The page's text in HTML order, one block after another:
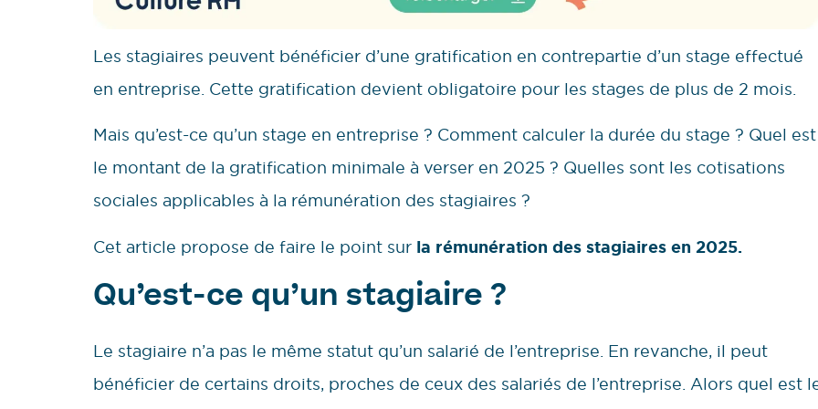
Les stagiaires peuvent bénéficier d’une gratification en contrepartie d’un stage effectué
en entreprise. Cette gratification devient obligatoire pour les stages de plus de 2 mois.
Mais qu’est-ce qu’un stage en entreprise ? Comment calculer la durée du stage ? Quel est
le montant de la gratification minimale à verser en 2025 ? Quelles sont les cotisations
sociales applicables à la rémunération des stagiaires ?
Cet article propose de faire le point sur la rémunération des stagiaires en 2025.
Qu’est-ce qu’un stagiaire ?
Le stagiaire n’a pas le même statut qu’un salarié de l’entreprise. En revanche, il peut
bénéficier de certains droits, proches de ceux des salariés de l’entreprise. Alors quel est